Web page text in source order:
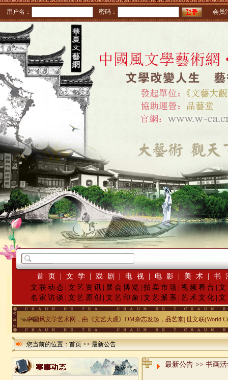
用户名： 密码： 会员
首页 |文学 |戏剧 电视 电影 美术 |书
文联动态 |文艺资讯 展会博览 |拍卖市场 |视频看台 |
名家访谈
|文艺原创 |文艺印象 |文艺派系 |艺术文化 |
中国风文学艺术网，由《文艺大观》DM杂志发起，品艺堂| 世文联(World
您当前的位置：首页>>最新公告
更多>> 最新公告 >> 书画